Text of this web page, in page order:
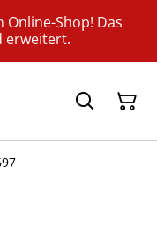
Shop! Das
erweitert.